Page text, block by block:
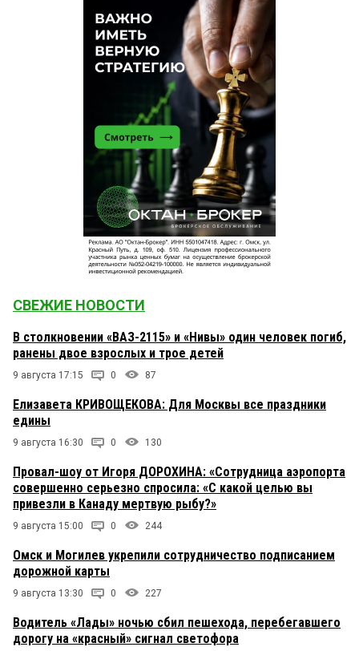
СВЕЖИЕ НОВОСТИ
В столкновении «ВАЗ-2115» и «Нивы» один человек погиб,
ранены двое взрослых и трое детей
9 августа 17:15 0 87
Елизавета КРИВОЩЕКОВА: Для Москвы все праздники
едины
9 августа 16:30 0 130
Провал-шоу от Игоря ДОРОХИНА: «Сотрудница аэропорта
совершенно серьезно спросила: «С какой целью вы
привезли в Канаду мертвую рыбу?»
9 августа 15:00 0 244
Омск и Могилев укрепили сотрудничество подписанием
дорожной карты
9 августа 13:30 0 227
Водитель «Лады» ночью сбил пешехода, перебегавшего
дорогу на «красный» сигнал светофора